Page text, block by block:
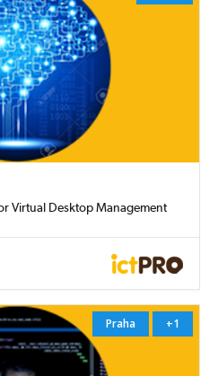
Virtual Desktop Management
Praha +1